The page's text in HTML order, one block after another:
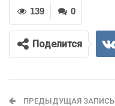
0
139
Поделится
ПРЕДЫДУЩАЯ ЗАПИСЬ